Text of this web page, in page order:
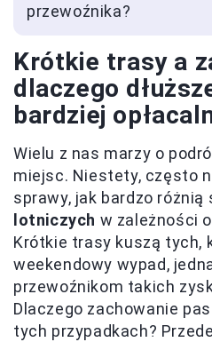
przewoźnika?
Krótkie trasy a
dlaczego
bardziej
Wielu z nas marzy o
miejsc. Niestety, często
sprawy, jak bardzo różnią
lotniczych w zależności
Krótkie trasy kuszą tych,
weekendowy wypad,
przewoźnikom takich
Dlaczego zachowanie
tych przypadkach?